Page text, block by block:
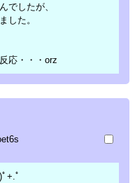
でしたが、
した。
応・・・orz
+.ﾟ